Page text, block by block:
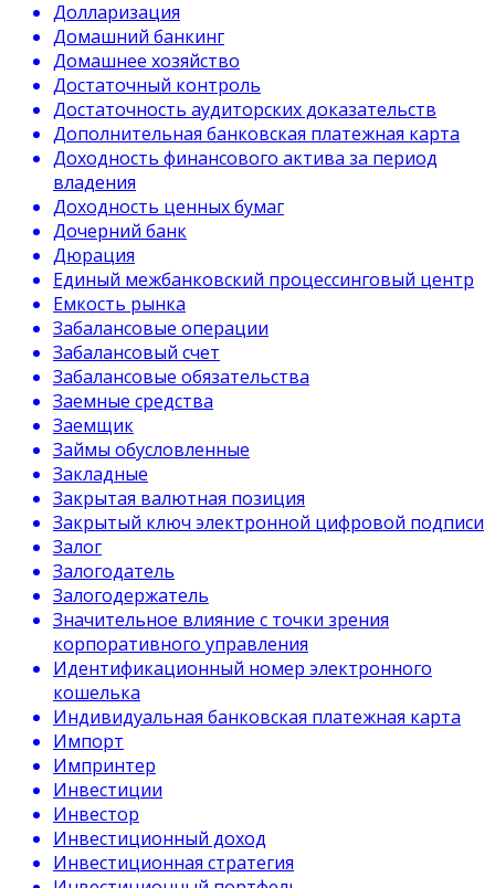
Долларизация
Домашний банкинг
Домашнее хозяйство
Достаточный контроль
Достаточность аудиторских доказательств
Дополнительная банковская платежная карта
Доходность финансового актива за период
владения
Доходность ценных бумаг
Дочерний банк
Дюрация
Единый межбанковский процессинговый центр
Емкость рынка
Забалансовые операции
Забалансовый счет
Забалансовые обязательства
Заемные средства
Заемщик
Займы обусловленные
Закладные
Закрытая валютная позиция
Закрытый ключ электронной цифровой подписи
Залог
Залогодатель
Залогодержатель
Значительное влияние с точки зрения
корпоративного управления
Идентификационный номер электронного
кошелька
Индивидуальная банковская платежная карта
Импорт
Импринтер
Инвестиции
Инвестор
Инвестиционный доход
Инвестиционная стратегия